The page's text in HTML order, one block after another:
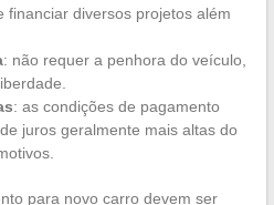
financiar diversos projetos além
: não requer a penhora do veículo,
: as condições de pagamento
juros geralmente mais altas do
para novo carro devem ser